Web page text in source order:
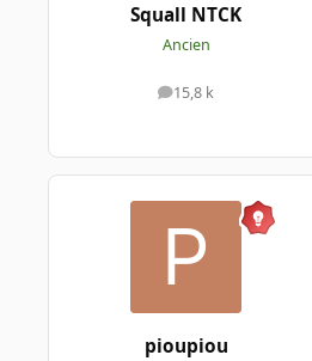
Squall NTCK
Ancien
15,8 k
messages
pioupiou